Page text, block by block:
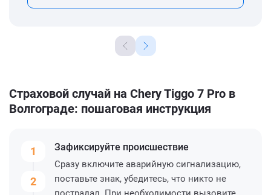
Страховой случай на Chery Tiggo 7 Pro в
Волгограде: пошаговая инструкция
1
2
Зафиксируйте происшествие
Сразу включите аварийную сигнализацию,
поставьте знак, убедитесь, что никто не